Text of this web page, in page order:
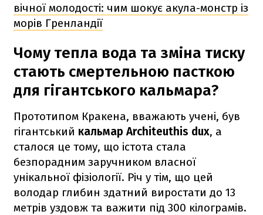
вічної молодості: чим шокує акула-монстр із
морів Гренландії
Чому тепла вода та зміна тиску
стають смертельною пасткою
для гігантського кальмара?
Прототипом Кракена, вважають учені, був
гігантський кальмар Architeuthis dux, а
сталося це тому, що істота стала
безпорадним заручником власної
унікальної фізіології. Річ у тім, що цей
володар глибин здатний виростати до 13
метрів уздовж та важити під 300 кілограмів.